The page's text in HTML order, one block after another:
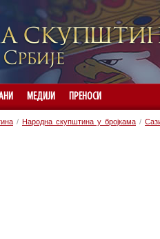
МЕДИЈИ ПРЕНОСИ
/ Народна скупштина у бројкама /